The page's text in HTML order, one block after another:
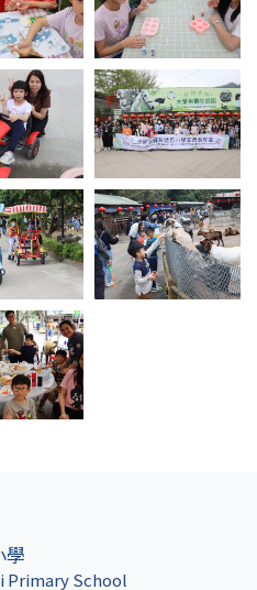
學
Primary School